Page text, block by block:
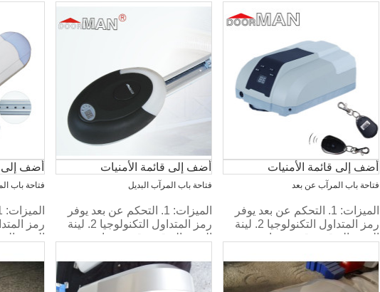
أضف إلى قائمة الأمنيات
فتاحة باب المرآب عن بعد
الميزات: 1. التحكم عن بعد يوفر
رمز المتداول التكنولوجيا 2. لينة
البدء والتوقف، قوية، صامتة.
أضف إلى قائمة الأمنيات
فتاحة باب المرآب البديل
الميزات: 1. التحكم عن بعد يوفر
رمز المتداول التكنولوجيا 2. لينة
البدء والتوقف، قوية، صامتة.
أضف إلى
فتاحة باب
البدء